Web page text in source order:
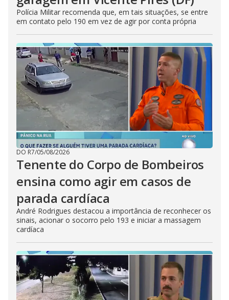
Polícia Militar recomenda que, em tais situações, se entre
em contato pelo 190 em vez de agir por conta própria
DO R7/05/08/2026
Tenente do Corpo de Bombeiros
ensina como agir em casos de
parada cardíaca
André Rodrigues destacou a importância de reconhecer os
sinais, acionar o socorro pelo 193 e iniciar a massagem
cardíaca